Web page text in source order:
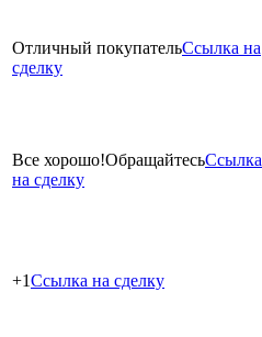
Отличный покупательСсылка на
сделку
Все хорошо!ОбращайтесьСсылка
на сделку
+1Ссылка на сделку